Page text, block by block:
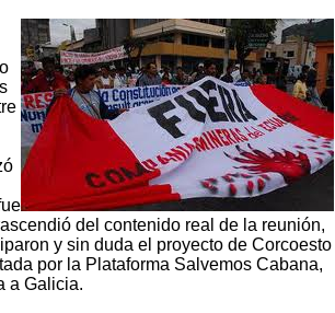
del contenido real de la reunión,
y sin duda el proyecto de Corcoesto
por la Plataforma Salvemos Cabana,
a Galicia.